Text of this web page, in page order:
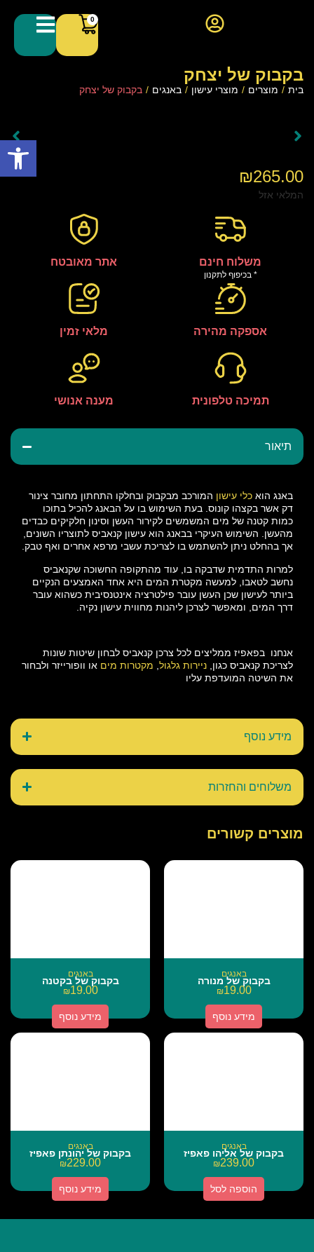
0
בקבוק של יצחק
בית / מוצרים / מוצרי עישון / באנגים / בקבוק של יצחק
תיאור
באנג הוא כלי עישון המורכב מבקבוק ובחלקו התחתון מחובר צינור
דק אשר בקצהו קונוס. בעת השימוש בו על הבאנג להכיל בתוכו
כמות קטנה של מים המשמשים לקירור העשן וסינון חלקיקים כבדים
מהעשן. השימוש העיקרי בבאנג הוא עישון קנאביס לתוצריו השונים,
אך בהחלט ניתן להשתמש בו לצריכת עשבי מרפא אחרים ואף טבק.
למרות התדמית שדבקה בו, עוד מהתקופה החשוכה שקנאביס
נחשב לטאבו, למעשה מקטרת המים היא אחד האמצעים הנקיים
ביותר לעישון שכן העשן עובר פילטרציה אינטנסיבית כשהוא עובר
דרך המים, ומאפשר לצרכן ליהנות מחווית עישון נקיה.
אנחנו בפאפיז ממליצים לכל צרכן קנאביס לבחון שיטות שונות
לצריכת קנאביס כגון, ניירות גלגול מקטרות מים או וופורייזר ולבחור
את השיטה המועדפת עליו
מידע נוסף
משלוחים והחזרות
₪265.00
המלאי אזל
משלוח חינם
* בכיפוף לתקנון
אתר מאובטח
אספקה מהירה מלאי זמין
תמיכה טלפונית מענה אנושי
מוצרים קשורים
באנגים
בקבוק של מנורה
₪19.00
מידע נוסף
באנגים
בקבוק של בקטנה
₪19.00
מידע נוסף
באנגים
בקבוק של אליהו פאפיז
₪239.00
הוספה לסל
באנגים
בקבוק של יהונתן פאפיז
₪229.00
מידע נוסף
פתח